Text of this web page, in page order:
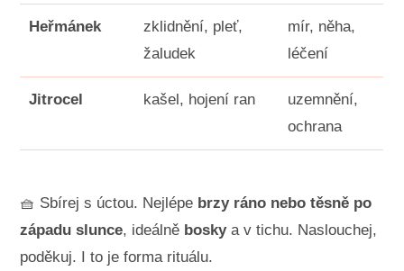
Heřmánek
zklidnění, pleť,
žaludek
mír, něha,
léčení
Jitrocel kašel, hojení ran
uzemnění,
ochrana
🧺 Sbírej s úctou. Nejlépe brzy ráno nebo těsně po
západu slunce, ideálně boskya v tichu. Naslouchej,
poděkuj. I to je forma rituálu.